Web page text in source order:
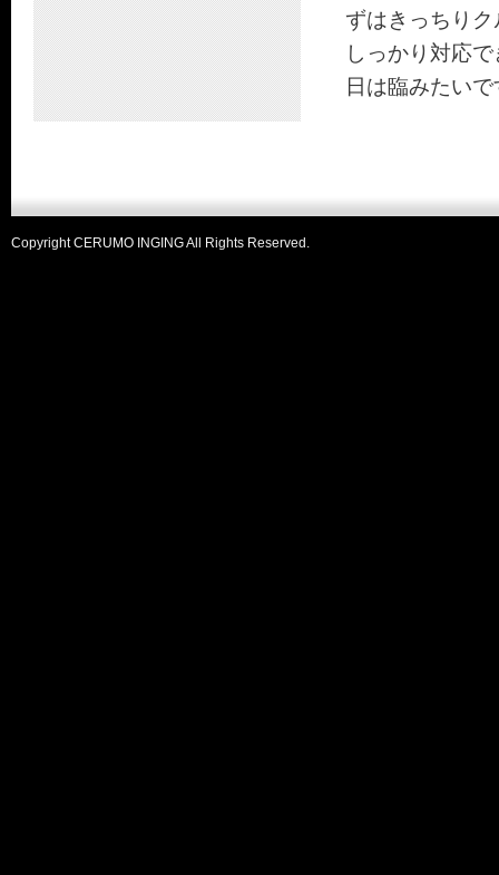
ずはきっちり
しっかり対応
日は臨みたい
Copyright CERUMO INGING All Rights Reserved.